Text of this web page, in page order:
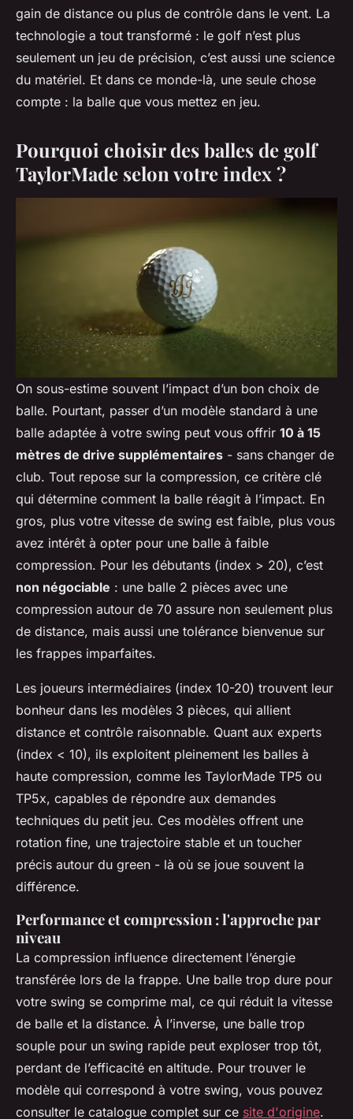
gain de distance ou plus de contrôle dans le vent. La
technologie a tout transformé : le golf n’est plus
seulement un jeu de précision, c’est aussi une science
du matériel. Et dans ce monde-là, une seule chose
compte : la balle que vous mettez en jeu.
Pourquoi choisir des balles de golf
TaylorMade selon votre index ?
On sous-estime souvent l’impact d’un bon choix de
balle. Pourtant, passer d’un modèle standard à une
balle adaptée à votre swing peut vous offrir 10 à 15
mètres de drive supplémentaires - sans changer de
club. Tout repose sur la compression, ce critère clé
qui détermine comment la balle réagit à l’impact. En
gros, plus votre vitesse de swing est faible, plus vous
avez intérêt à opter pour une balle à faible
compression. Pour les débutants (index > 20), c’est
non négociable : une balle 2 pièces avec une
compression autour de 70 assure non seulement plus
de distance, mais aussi une tolérance bienvenue sur
les frappes imparfaites.
Les joueurs intermédiaires (index 10-20) trouvent leur
bonheur dans les modèles 3 pièces, qui allient
distance et contrôle raisonnable. Quant aux experts
(index < 10), ils exploitent pleinement les balles à
haute compression, comme les TaylorMade TP5 ou
TP5x, capables de répondre aux demandes
techniques du petit jeu. Ces modèles offrent une
rotation fine, une trajectoire stable et un toucher
précis autour du green - là où se joue souvent la
différence.
Performance et compression : l'approche par
niveau
La compression influence directement l’énergie
transférée lors de la frappe. Une balle trop dure pour
votre swing se comprime mal, ce qui réduit la vitesse
de balle et la distance. À l’inverse, une balle trop
souple pour un swing rapide peut exploser trop tôt,
perdant de l’efficacité en altitude. Pour trouver le
modèle qui correspond à votre swing, vous pouvez
consulter le catalogue complet sur ce site d'origine.